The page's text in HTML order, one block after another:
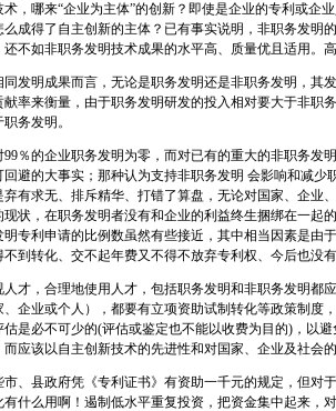
术，哪来“企业为主体”的创新？即使是企业的专利或企
么成得了自主创新的主体？已有事实说明，非职务发明
还不如非职务发明技术成果的水平高、质量优且适用。
同发明成果而言，无论是职务发明还是非职务发明，其
献率来衡量，由于职务发明研发的投入相对要大于非职
务发明。
99％的企业职务发明为零，而对已有的重大的非职务发
回避的大事实；那种认为支持非职务发明 会影响和减
弃有求无、排斥精华、打错了算盘，无论对国家、企业
现状，在职务发明者没有和企业的利益终生捆绑在一起
明专利申请的比例数虽然有些接近，其中相当因素是由
不到转化、交不起年费又不得不放弃专利权、今后也没
人才，合理地使用人才，包括职务发明和非职务发明都
、企业或个人），都要有立项资助试制转化等政策制度
估是必不可少的(评估或鉴定也不能以收费为目的)，以
而应该以自主创新技术的先进性和对国家、企业及社会
市、县政府凭《专利证书》有资助一千元的规定，但对
有什么用啊！遏制低水平重复投资，把资金集中起来，